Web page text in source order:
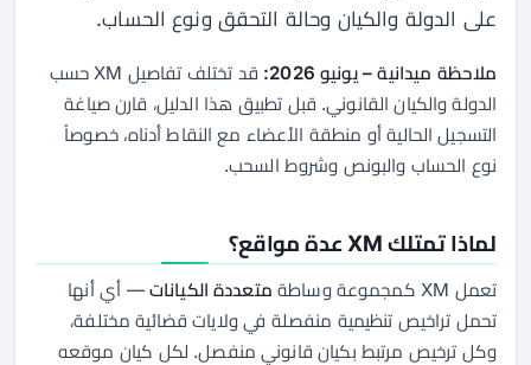
على الدولة والكيان وحالة التحقق ونوع الحساب.
ملاحظة ميدانية – يونيو 2026:
قد تختلف تفاصيل XM حسب
الدولة والكيان القانوني. قبل تطبيق هذا الدليل، قارن صياغة
التسجيل الحالية أو منطقة الأعضاء مع النقاط أدناه، خصوصاً
نوع الحساب والبونص وشروط السحب.
لماذا تمتلك XM عدة مواقع؟
تعمل XM كمجموعة وساطة متعددة الكيانات— أي أنها
تحمل تراخيص تنظيمية منفصلة في ولايات قضائية مختلفة،
وكل ترخيص مرتبط بكيان قانوني منفصل. لكل كيان موقعه